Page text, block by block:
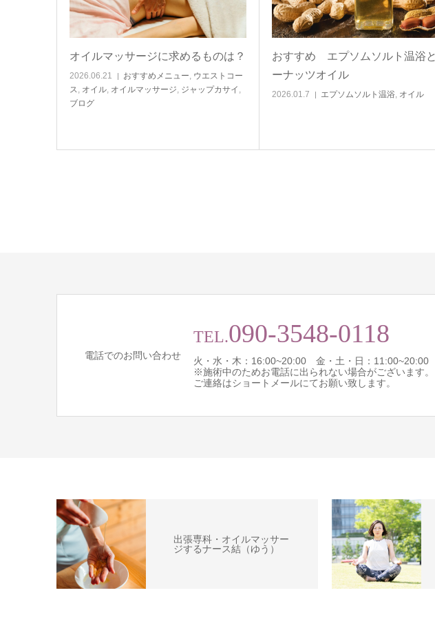
オイルマッサージに求めるものは？
2026.06.21 おすすめメニュー, ウエストコー
ス, オイル, オイルマッサージ, ジャップカサイ ,
ブログ
おすすめ エプソムソルト温浴
ーナッツオイル
2026.01.7 エプソムソルト温浴, オイル
電話でのお問い合わせ
TEL.090-3548-0118
火・水・木：16:00~20:00 金・土・日：11:00~20:00
※施術中のためお電話に出られない場合がございます。
ご連絡はショートメールにてお願い致します。
出張専科・オイルマッサー
ジするナース結（ゆう）